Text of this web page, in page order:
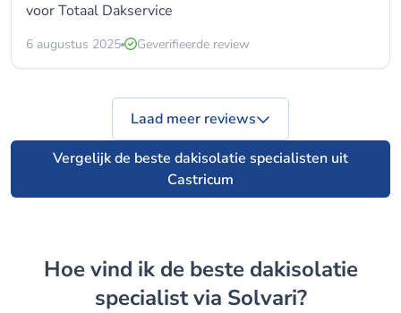
voorTotaal Dakservice
6 augustus 2025 Geverifieerde review
Vergelijk de beste dakisolatie specialisten uit
Castricum
Laad meer reviews
Hoe vind ik de beste dakisolatie
specialist via Solvari?